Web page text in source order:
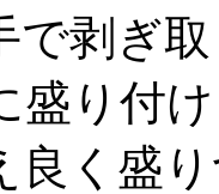
で剥ぎ
盛り付
良く盛